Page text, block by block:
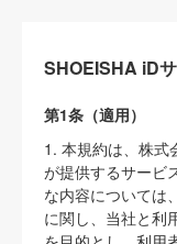
SHOEISHA iD
第1条（適用）
1. 本規約は、株式
が提供するサービ
な内容については
に関し、当社と利